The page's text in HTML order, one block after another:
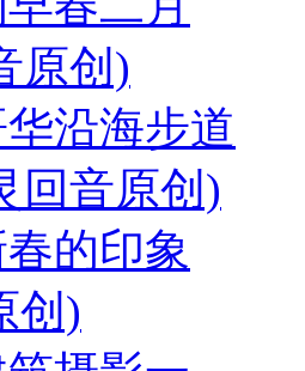
原创)
沿海步道
回音原创)
的印象
创)